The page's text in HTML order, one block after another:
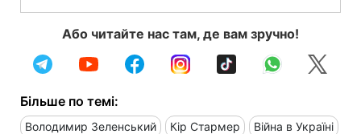
Або читайте нас там, де вам зручно!
Більше по темі:
Володимир Зеленський Кір Стармер Війна в Україні